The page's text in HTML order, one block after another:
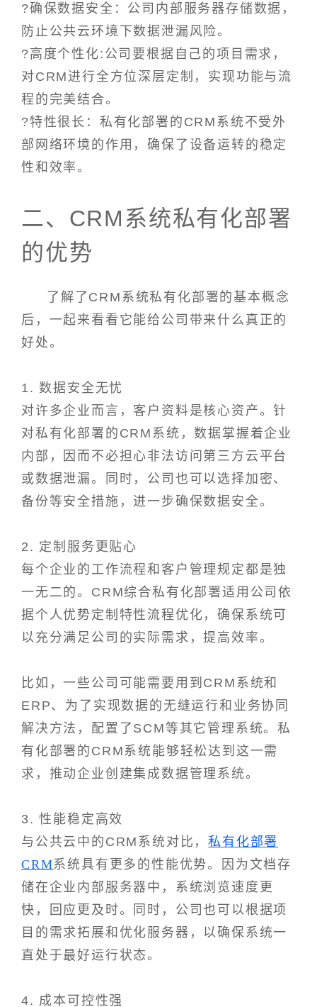
?确保数据安全：公司内部服务器存储数据，
防止公共云环境下数据泄漏风险。
?高度个性化:公司要根据自己的项目需求，
对CRM进行全方位深层定制，实现功能与流
程的完美结合。
?特性很长：私有化部署的CRM系统不受外
部网络环境的作用，确保了设备运转的稳定
性和效率。
二、CRM系统私有化部署
的优势
了解了CRM系统私有化部署的基本概念
后，一起来看看它能给公司带来什么真正的
好处。
1. 数据安全无忧
对许多企业而言，客户资料是核心资产。针
对私有化部署的CRM系统，数据掌握着企业
内部，因而不必担心非法访问第三方云平台
或数据泄漏。同时，公司也可以选择加密、
备份等安全措施，进一步确保数据安全。
2. 定制服务更贴心
每个企业的工作流程和客户管理规定都是独
一无二的。CRM综合私有化部署适用公司依
据个人优势定制特性流程优化，确保系统可
以充分满足公司的实际需求，提高效率。
比如，一些公司可能需要用到CRM系统和
ERP、为了实现数据的无缝运行和业务协同
解决方法，配置了SCM等其它管理系统。私
有化部署的CRM系统能够轻松达到这一需
求，推动企业创建集成数据管理系统。
3. 性能稳定高效
与公共云中的CRM系统对比，私有化部署
CRM系统具有更多的性能优势。因为文档存
储在企业内部服务器中，系统浏览速度更
快，回应更及时。同时，公司也可以根据项
目的需求拓展和优化服务器，以确保系统一
直处于最好运行状态。
4. 成本可控性强